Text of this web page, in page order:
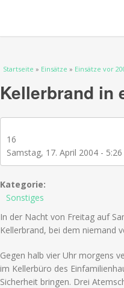
Sie sind hier
Startseite » Einsätze » Einsätze vor
Kellerbrand in
16
Samstag, 17. April 2004 - 5:26
Kategorie:
Sonstiges
In der Nacht von Freitag auf
Kellerbrand, bei dem niemand
Gegen halb vier Uhr morgens
im Kellerbüro des
Sicherheit bringen. Drei